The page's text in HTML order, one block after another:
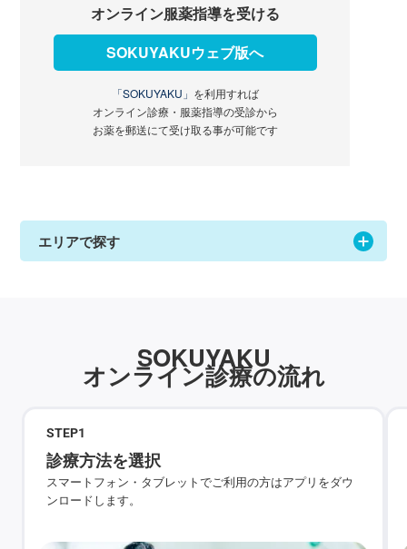
オンライン服薬指導を受ける
SOKUYAKUウェブ版へ
「SOKUYAKU」 を利用すれば
オンライン診療・服薬指導の受診から
お薬を郵送にて受け取る事が可能です
エリアで探す
SOKUYAKU
オンライン診療の流れ
STEP1
診療方法を選択
スマートフォン・タブレットでご利用の方はアプリをダウ
ンロードします。